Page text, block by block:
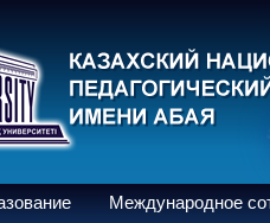
Международное